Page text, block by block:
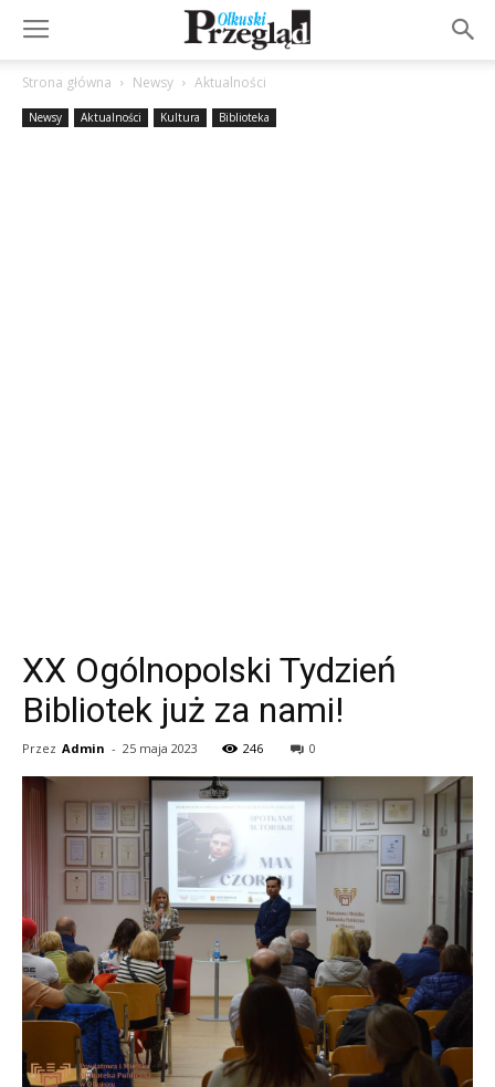
Strona główna Newsy Aktualności
Newsy Aktualności Kultura Biblioteka
XX Ogólnopolski Tydzień
Bibliotek już za nami!
Przez Admin - 25 maja 2023 246 0